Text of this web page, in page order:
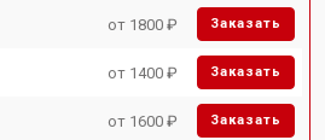
от 1800 ₽ Заказать
от 1400 ₽ Заказать
от 1600 ₽ Заказать